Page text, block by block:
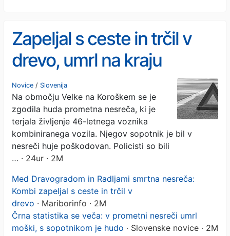
Zapeljal s ceste in trčil v
drevo, umrl na kraju
nesreče
Novice / Slovenija
Na območju Velke na Koroškem se je
zgodila huda prometna nesreča, ki je
terjala življenje 46-letnega voznika
kombiniranega vozila. Njegov sopotnik je bil v
nesreči huje poškodovan. Policisti so bili
… · 24ur · 2M
Med Dravogradom in Radljami smrtna nesreča:
Kombi zapeljal s ceste in trčil v
drevo · Mariborinfo · 2M
Črna statistika se veča: v prometni nesreči umrl
moški, s sopotnikom je hudo · Slovenske novice · 2M